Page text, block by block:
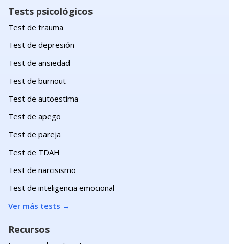
Tests psicológicos
Test de trauma
Test de depresión
Test de ansiedad
Test de burnout
Test de autoestima
Test de apego
Test de pareja
Test de TDAH
Test de narcisismo
Test de inteligencia emocional
Ver más tests →
Recursos